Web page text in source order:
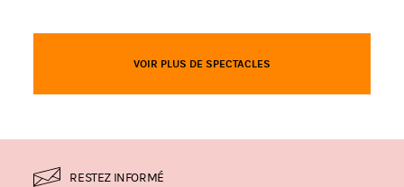
VOIR PLUS DE SPECTACLES
RESTEZ INFORMÉ